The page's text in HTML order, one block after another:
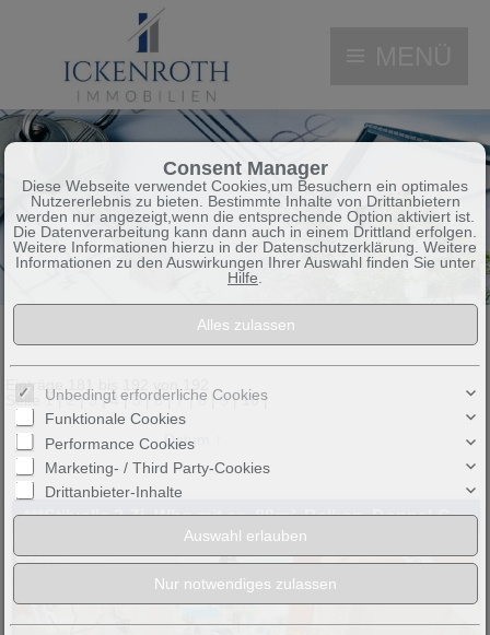
Referenzobjekte
Einträge 181 bis 192 von 192
Seite 1|2|3|4 |5|6|7|8 |9|10|
Sortieren nach Datum ↑
***Stilvolle 3-Zi.-Whg mit ca. 88m², Balkon, Doppel-Carport, Keller, uvm. in ruhiger Lage!!!**
Verkauft!!!
Consent Manager
Diese Webseite verwendet Cookies,um Besuchern ein optimales
Nutzererlebnis zu bieten. Bestimmte Inhalte von Drittanbietern
werden nur angezeigt,wenn die entsprechende Option aktiviert ist.
Die Datenverarbeitung kann dann auch in einem Drittland erfolgen.
Weitere Informationen hierzu in der Datenschutzerklärung. Weitere
Informationen zu den Auswirkungen Ihrer Auswahl finden Sie unter
Hilfe
Unbedingt erforderliche Cookies
Funktionale Cookies
Performance Cookies
Marketing- / Third Party-Cookies
Drittanbieter-Inhalte